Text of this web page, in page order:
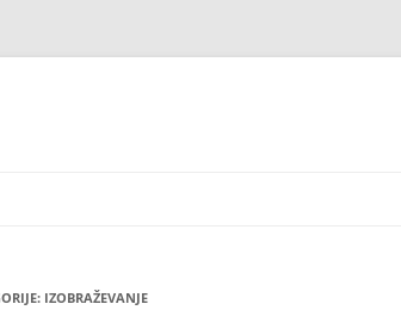
IZOBRAŽEVANJE